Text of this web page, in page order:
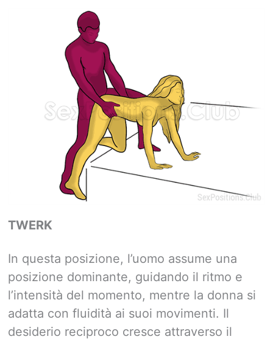
TWERK
In questa posizione, l’uomo assume una
posizione dominante, guidando il ritmo e
l’intensità del momento, mentre la donna si
adatta con fluidità ai suoi movimenti. Il
desiderio reciproco cresce attraverso il